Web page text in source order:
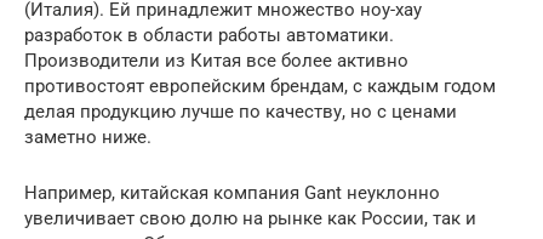
(Италия). Ей принадлежит множество ноу-хау
разработок в области работы автоматики.
Производители из Китая все более активно
противостоят европейским брендам, с каждым годом
делая продукцию лучше по качеству, но с ценами
заметно ниже.
Например, китайская компания Gant неуклонно
увеличивает свою долю на рынке как России, так и